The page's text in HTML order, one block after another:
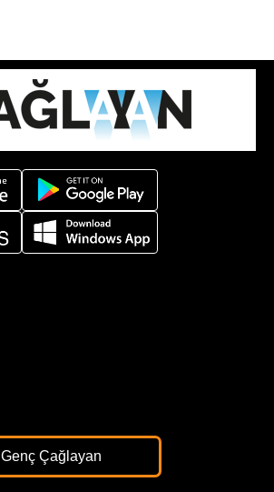
Genç Çağlayan